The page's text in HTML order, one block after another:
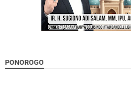
PONOROGO